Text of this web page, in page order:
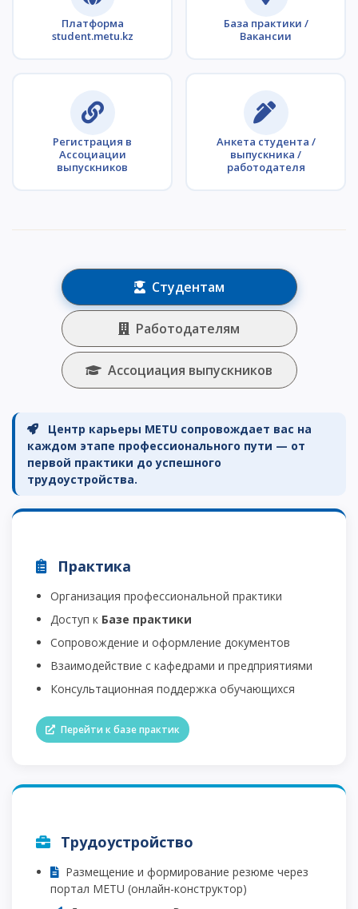
Платформа
student.metu.kz
База практики /
Вакансии
Регистрация в
Ассоциации
выпускников
Анкета студента /
выпускника /
работодателя
Студентам
Работодателям
Ассоциация выпускников
Центр карьеры METU сопровождает вас на
каждом этапе профессионального пути — от
первой практики до успешного
трудоустройства.
Практика
Организация профессиональной практики
Доступ к Базе практики
Сопровождение и оформление документов
Взаимодействие с кафедрами и предприятиями
Консультационная поддержка обучающихся
Перейти к базе практик
Трудоустройство
Размещение и формирование резюме через
портал METU (онлайн-конструктор)